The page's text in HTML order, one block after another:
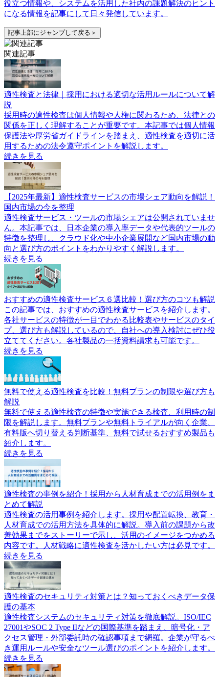
役立つ情報や、システムを活用した社内の課題解決のヒント
になる情報を記事にして日々発信しています。
記事上部にジャンプして戻る＞
関連記事
適性検査と法律｜採用における適切な活用ルールについて解
説
採用時の適性検査は個人情報や人権に関わるため、法律との
関係を正しく理解することが重要です。本記事では個人情報
保護法や厚労省ガイドラインを踏まえ、適性検査を適切に活
用するための法令遵守ポイントを解説します。
続きを見る
【2025年最新】適性検査サービスの市場シェア動向を解説！
国内市場の今を整理
適性検査サービス・ツールの市場シェアは公開されていませ
ん。本記事では、日本企業の導入率データや代表的ツールの
特徴を整理し、クラウド化や中小企業展開など国内市場の動
向と選び方のポイントをわかりやすく解説します。
続きを見る
おすすめの適性検査サービス６選比較！選び方のコツも解説
この記事では、おすすめの適性検査サービスを紹介します。
各社サービスの特徴が一目でわかる比較表やサービスのタイ
プ、選び方も解説しているので、自社への導入検討にぜひ役
立ててください。各社製品の一括資料請求も可能です。
続きを見る
無料で使える適性検査を比較！無料プランの制限や選び方も
解説
無料で使える適性検査の特徴や実施できる検査、利用時の制
限を解説します。無料プランや無料トライアルが向く企業、
有料版へ切り替える判断基準、無料で試せるおすすめ製品も
紹介します。
続きを見る
適性検査の事例を紹介！採用から人材育成までの活用例をま
とめて解説
適性検査の活用事例を紹介します。採用や配置転換、教育・
人材育成での活用方法を具体的に解説。導入前の課題から改
善効果までをストーリーで示し、活用のイメージをつかめる
内容です。人材戦略に適性検査を活かしたい方は必見です。
続きを見る
適性検査のセキュリティ対策とは？知っておくべきデータ保
護の基本
適性検査システムのセキュリティ対策を徹底解説。ISO/IEC
27001やSOC 2 Type IIなどの国際基準を踏まえ、暗号化・ア
クセス管理・外部委託時の確認事項まで網羅。企業が守るべ
き運用ルールや安全なツール選びのポイントを紹介します。
続きを見る